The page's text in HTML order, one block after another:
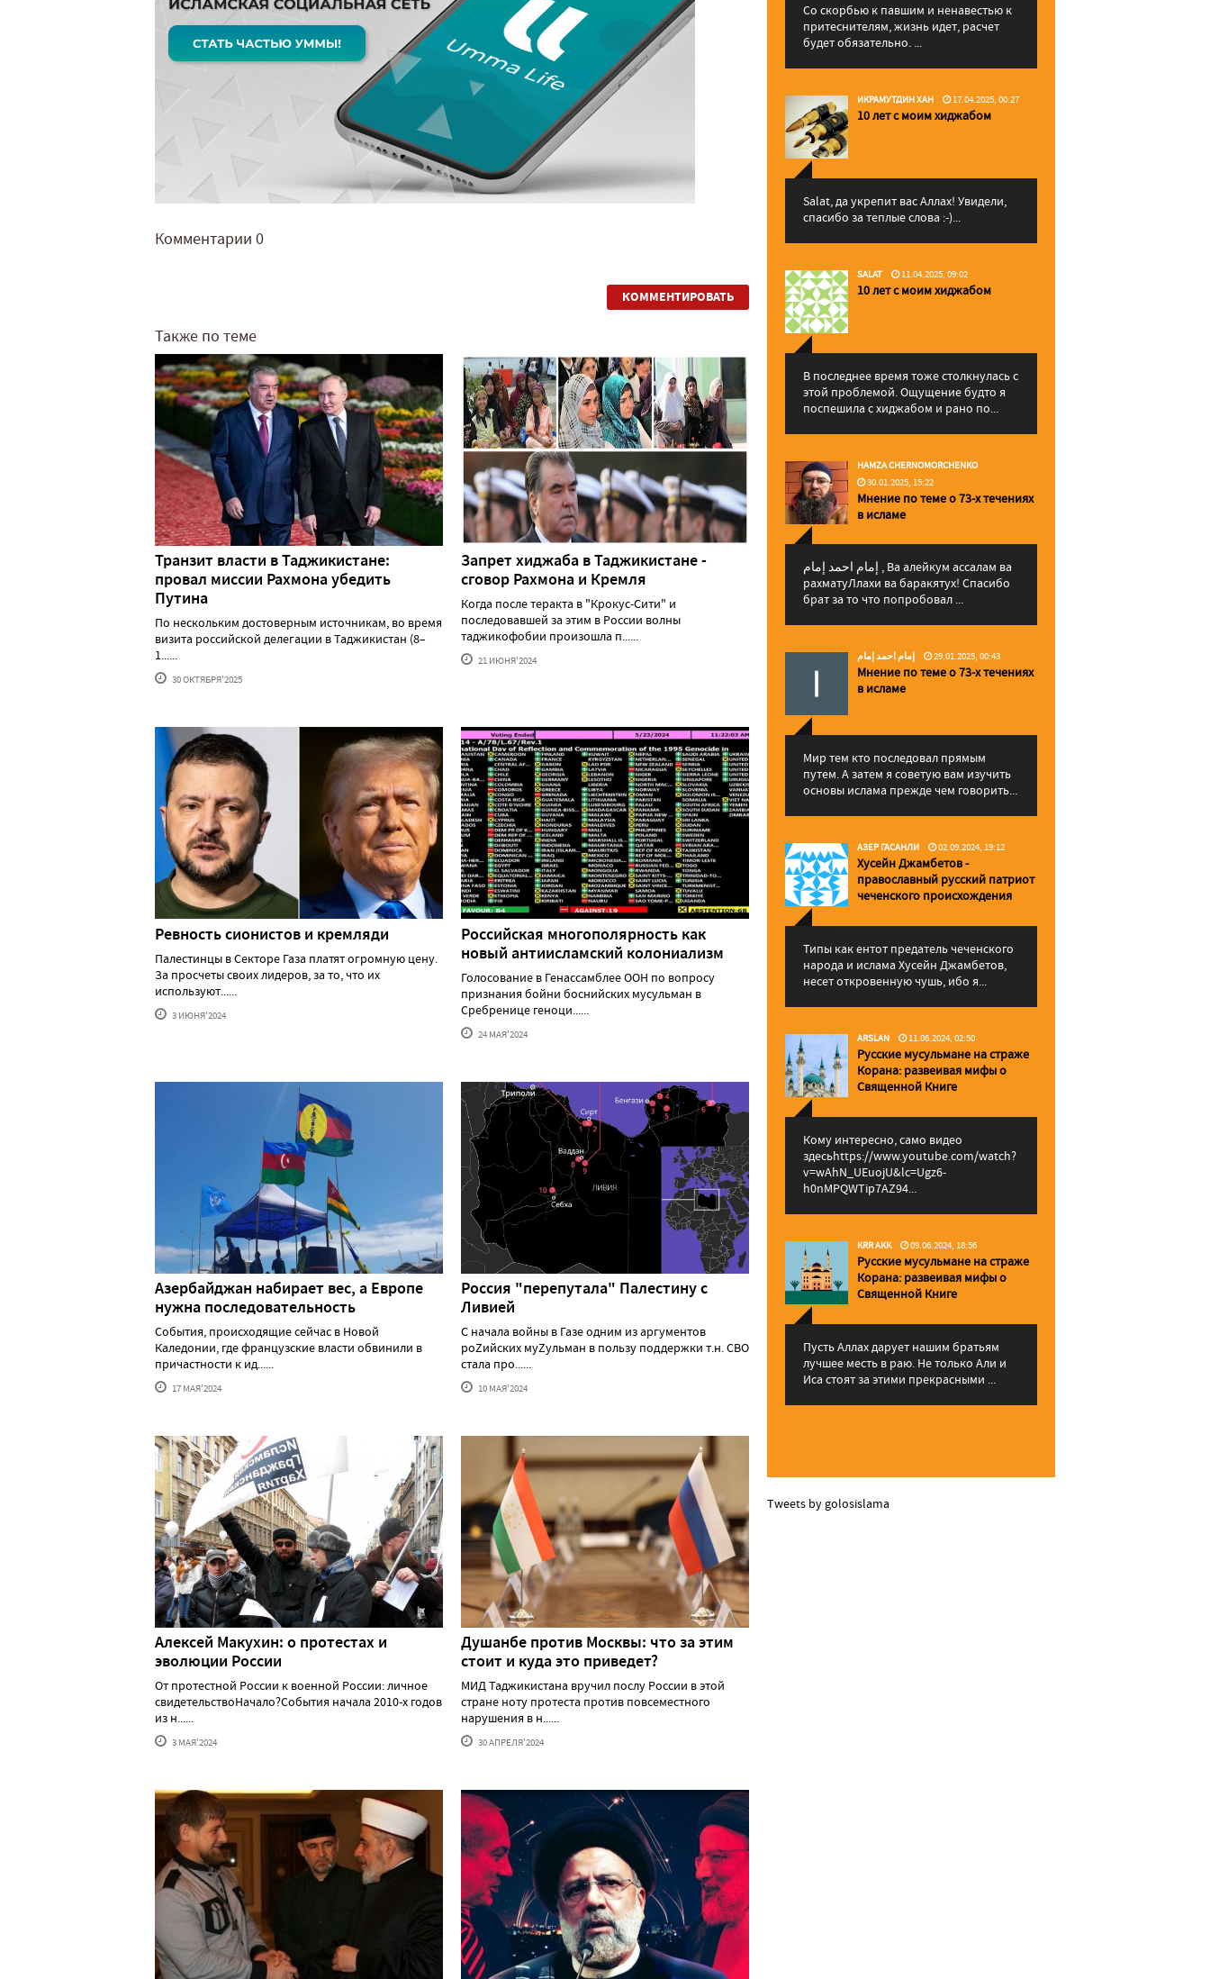
Комментарии 0
КОММЕНТИРОВАТЬ
Также по теме
Транзит власти в Таджикистане:
провал миссии Рахмона убедить
Путина
По нескольким достоверным источникам, во время
визита российской делегации в Таджикистан (8–
1......
30 ОКТЯБРЯ'2025
Запрет хиджаба в Таджикистане -
сговор Рахмона и Кремля
Когда после теракта в "Крокус-Сити" и
последовавшей за этим в России волны
таджикофобии произошла п......
21 ИЮНЯ'2024
Ревность сионистов и кремляди
Палестинцы в Секторе Газа платят огромную цену.
За просчеты своих лидеров, за то, что их
используют......
3 ИЮНЯ'2024
Российская многополярность как
новый антиисламский колониализм
Голосование в Генассамблее ООН по вопросу
признания бойни боснийских мусульман в
Сребренице геноци......
24 МАЯ'2024
Азербайджан набирает вес, а Европе
нужна последовательность
События, происходящие сейчас в Новой
Каледонии, где французские власти обвинили в
причастности к ид......
17 МАЯ'2024
Россия "перепутала" Палестину с
Ливией
С начала войны в Газе одним из аргументов
роZийских муZульман в пользу поддержки т.н. СВО
стала про......
10 МАЯ'2024
Алексей Макуxин: о протестаx и
эволюции России
От протестной России к военной России: личное
свидетельствоНачало?События начала 2010-х годов
из н......
3 МАЯ'2024
Душанбе против Москвы: что за этим
стоит и куда это приведет?
МИД Таджикистана вручил послу России в этой
стране ноту протеста против повсеместного
нарушения в н......
30 АПРЕЛЯ'2024
Со скорбью к павшим и ненавестью к
притеснителям, жизнь идет, расчет
будет обязательно. ...
ИКРАМУТДИН ХАН 17.04.2025, 00:27
10 лет с моим хиджабом
Salat, да укрепит вас Аллаx! Увидели,
спасибо за теплые слова :-)...
SALAT 11.04.2025, 09:02
10 лет с моим хиджабом
В последнее время тоже столкнулась с
этой проблемой. Ощущение будто я
поспешила с хиджабом и рано по...
HAMZA CHERNOMORCHENKO
30.01.2025, 15:22
Мнение по теме о 73-х течениях
в исламе
إمام احمد إمام , Ва алейкум ассалам ва
рахматуЛлахи ва баракятух! Спасибо
брат за то что попробовал ...
إمام احمد إمام 29.01.2025, 00:43
Мнение по теме о 73-х течениях
в исламе
Мир тем кто последовал прямым
путем. А затем я советую вам изучить
основы ислама прежде чем говорить...
АЗЕР ГАСАНЛИ 02.09.2024, 19:12
Хусейн Джамбетов -
православный русский патриот
чеченского происхождения
Типы как ентот предатель чеченского
народа и ислама Хусейн Джамбетов,
несет откровенную чушь, ибо я...
ARSLAN 11.06.2024, 02:50
Русские мусульмане на страже
Корана: pазвеивая мифы о
Священной Книге
Кому интересно, само видео
здесьhttps://www.youtube.com/watch?
v=wAhN_UEuojU&lc=Ugz6-
h0nMPQWTip7AZ94...
KRR AKK 09.06.2024, 18:56
Русские мусульмане на страже
Корана: pазвеивая мифы о
Священной Книге
Пусть Аллах дарует нашим братьям
лучшее месть в раю. Не только Али и
Иса стоят за этими прекрасными ...
Tweets by golosislama